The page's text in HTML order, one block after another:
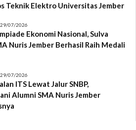
Teknik Elektro Universitas Jember
29/07/2026
Ekonomi Nasional, Sulva
Nuris Jember Berhasil Raih Medali
29/07/2026
ITS Lewat Jalur SNBP,
Alumni SMA Nuris Jember